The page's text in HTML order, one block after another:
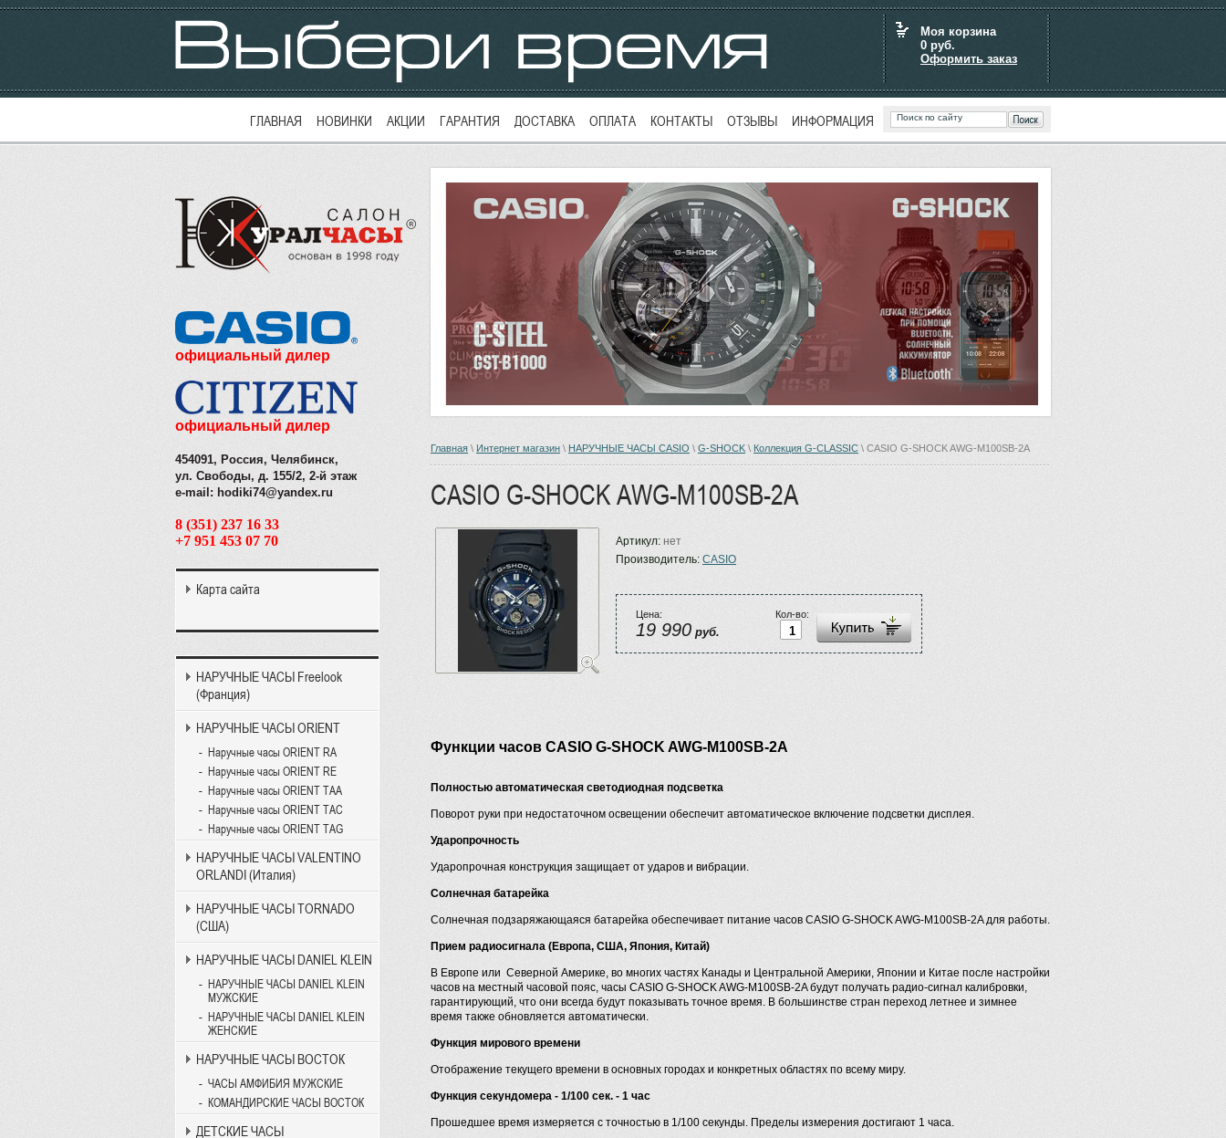
Моя корзина
0 руб.
Оформить заказ
ГЛАВНАЯ НОВИНКИ АКЦИИ ГАРАНТИЯ ДОСТАВКА ОПЛАТА КОНТАКТЫ ОТЗЫВЫ ИНФОРМАЦИЯ
Главная \ Интернет магазин \ НАРУЧНЫЕ ЧАСЫ CASIO \ G-SHOCK \ Коллекция G-CLASSIC \ CASIO G-SHOCK AWG-M100SB-2A
CASIO G-SHOCK AWG-M100SB-2A
Артикул: нет
Производитель: CASIO
Кол-во:
Цена:
19 990 руб.
Функции часов CASIO G-SHOCK AWG-M100SB-2A
Полностью автоматическая светодиодная подсветка
Поворот руки при недостаточном освещении обеспечит автоматическое включение подсветки дисплея.
Ударопрочность
Ударопрочная конструкция защищает от ударов и вибрации.
Солнечная батарейка
Солнечная подзаряжающаяся батарейка обеспечивает питание часов CASIO G-SHOCK AWG-M100SB-2A для работы.
Прием радиосигнала (Европа, США, Япония, Китай)
В Европе или Северной Америке, во многих частях Канады и Центральной Америки, Японии и Китае после настройки
часов на местный часовой пояс, часы CASIO G-SHOCK AWG-M100SB-2A будут получать радио-сигнал калибровки,
гарантирующий, что они всегда будут показывать точное время. В большинстве стран переход летнее и зимнее
время также обновляется автоматически.
Функция мирового времени
Отображение текущего времени в основных городах и конкретных областях по всему миру.
Функция секундомера - 1/100 сек. - 1 час
Прошедшее время измеряется с точностью в 1/100 секунды. Пределы измерения достигают 1 часа.
официальный дилер
официальный дилер
454091, Россия, Челябинск,
ул. Свободы, д. 155/2, 2-й этаж
e-mail: hodiki74@yandex.ru
8 (351) 237 16 33
+7 951 453 07 70
Карта сайта
НАРУЧНЫЕ ЧАСЫ Freelook
(Франция)
НАРУЧНЫЕ ЧАСЫ ORIENT
Наручные часы ORIENT RA
Наручные часы ORIENT RE
Наручные часы ORIENT TAA
Наручные часы ORIENT TAC
Наручные часы ORIENT TAG
НАРУЧНЫЕ ЧАСЫ VALENTINO
ORLANDI (Италия)
НАРУЧНЫЕ ЧАСЫ TORNADO
(США)
НАРУЧНЫЕ ЧАСЫ DANIEL KLEIN
НАРУЧНЫЕ ЧАСЫ DANIEL KLEIN
МУЖСКИЕ
НАРУЧНЫЕ ЧАСЫ DANIEL KLEIN
ЖЕНСКИЕ
НАРУЧНЫЕ ЧАСЫ ВОСТОК
ЧАСЫ АМФИБИЯ МУЖСКИЕ
КОМАНДИРСКИЕ ЧАСЫ ВОСТОК
ДЕТСКИЕ ЧАСЫ